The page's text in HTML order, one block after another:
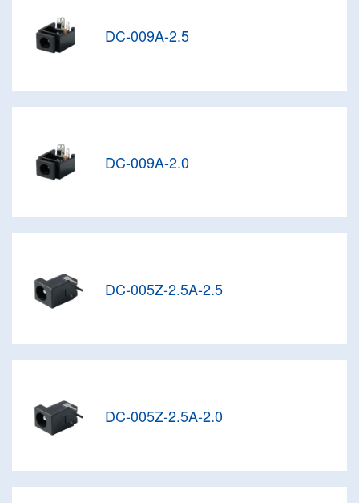
DC-009A-2.5
DC-009A-2.0
DC-005Z-2.5A-2.5
DC-005Z-2.5A-2.0